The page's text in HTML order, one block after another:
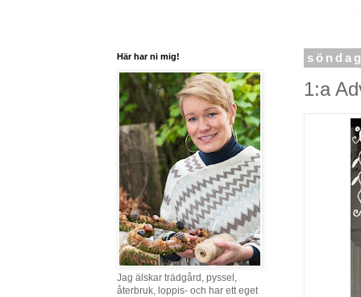
1:a
Här har ni mig!
Jag älskar trädgård, pyssel,
återbruk, loppis- och har ett eget